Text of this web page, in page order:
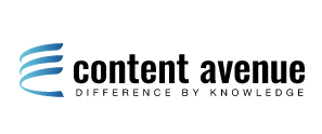
Difference by Knowledge